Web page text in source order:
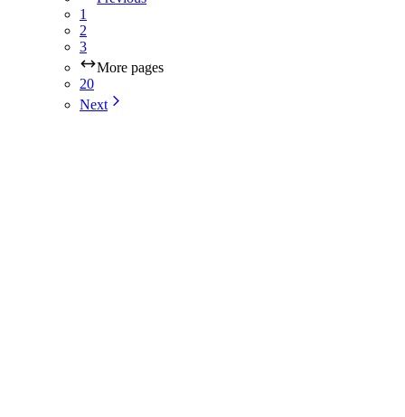
1
2
3
More pages
20
Next